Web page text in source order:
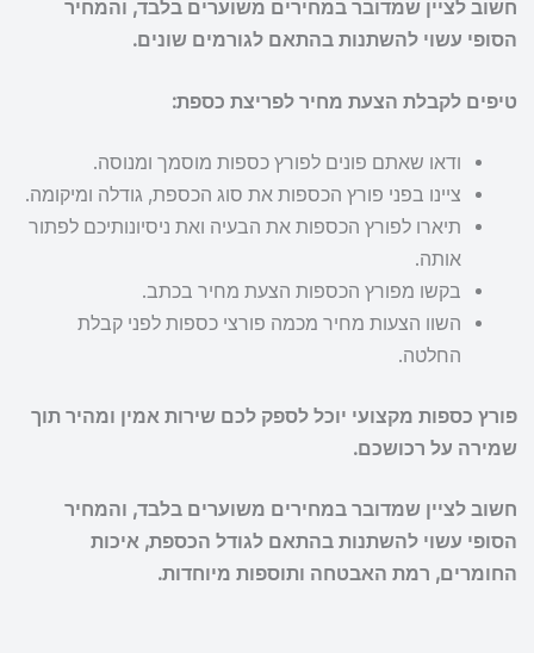
חשוב לציין שמדובר במחירים משוערים בלבד, והמחיר
הסופי עשוי להשתנות בהתאם לגורמים שונים.
טיפים לקבלת הצעת מחיר לפריצת כספת:
ודאו שאתם פונים לפורץ כספות מוסמך ומנוסה.
ציינו בפני פורץ הכספות את סוג הכספת, גודלה ומיקומה.
תיארו לפורץ הכספות את הבעיה ואת ניסיונותיכם לפתור
אותה.
בקשו מפורץ הכספות הצעת מחיר בכתב.
השוו הצעות מחיר מכמה פורצי כספות לפני קבלת
החלטה.
פורץ כספות מקצועי יוכל לספק לכם שירות אמין ומהיר תוך
שמירה על רכושכם.
חשוב לציין שמדובר במחירים משוערים בלבד, והמחיר
הסופי עשוי להשתנות בהתאם לגודל הכספת, איכות
החומרים, רמת האבטחה ותוספות מיוחדות.